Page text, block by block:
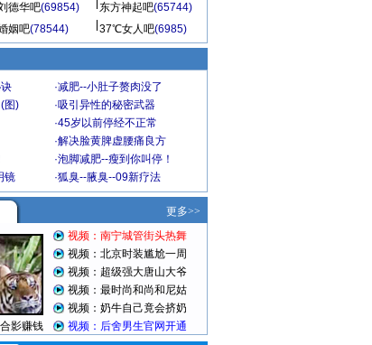
德华吧(69854) 东方神起吧(65744)
姻吧(78544) 37℃女人吧(6985)
·减肥--小肚子赘肉没了
图) ·吸引异性的秘密武器
·45岁以前停经不正常
·解决脸黄脾虚腰痛良方
·泡脚减肥--瘦到你叫停！
镜 ·狐臭--腋臭--09新疗法